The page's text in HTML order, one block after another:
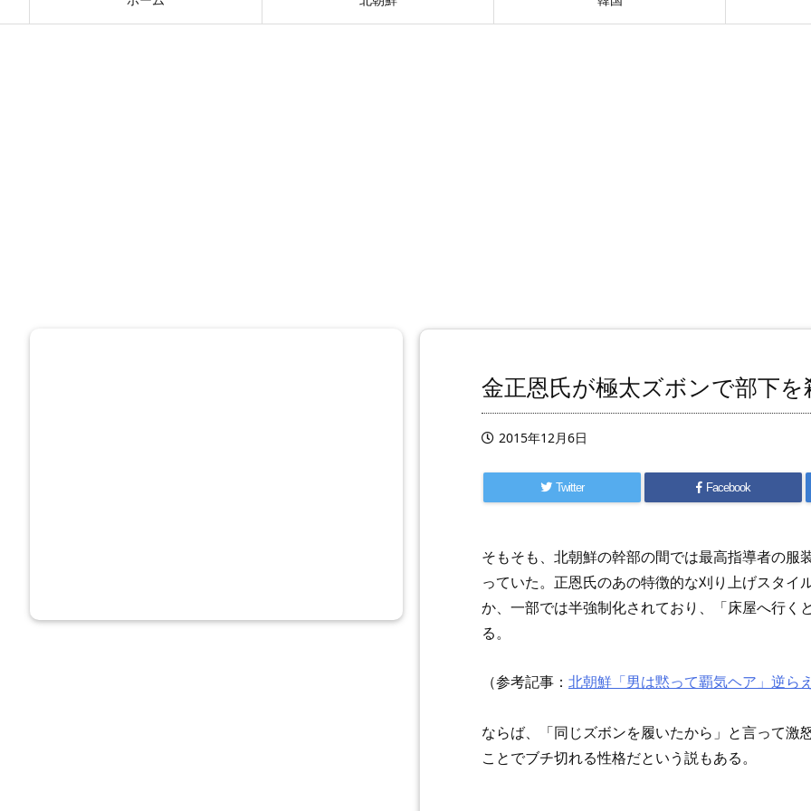
金正恩氏が極太ズボンで部下を
2015年12月6日
Twitter Facebook
そもそも、北朝鮮の幹部の間では最高指導者の
っていた。正恩氏のあの特徴的な刈り上げスタ
か、一部では半強制化されており、「床屋へ行く
る。
（参考記事： 北朝鮮「男は黙って覇気ヘア」逆ら
ならば、「同じズボンを履いたから」と言って
ことでブチ切れる性格だという説もある。